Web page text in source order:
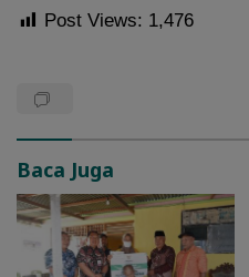
Post Views: 1,476
Baca Juga